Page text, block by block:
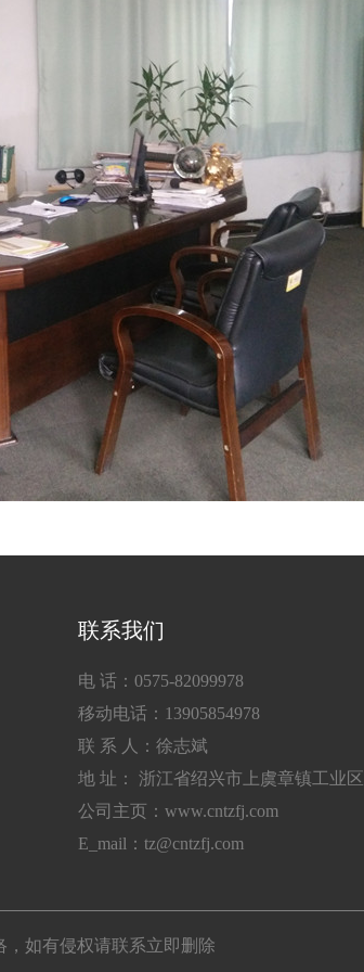
联系我们
电 话：0575-82099978
移动电话：13905854978
联 系 人：徐志斌
地 址： 浙江省绍兴市上虞章镇工业区
公司主页：www.cntzfj.com
E_mail：tz@cntzfj.com
如有侵权请联系立即删除